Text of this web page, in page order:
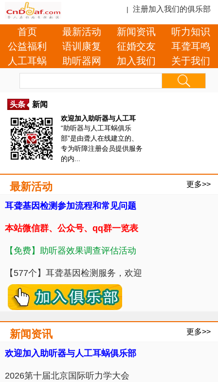
| 注册加入我们的俱乐部
首页 最新活动 新闻资讯
听力知识
公益福利
语训康复 征婚交友
耳聋耳鸣
人工耳蜗
助听器网 加入我们 关于我们
头条 新闻
欢迎加入助听器与人工耳
“助听器与人工耳蜗俱乐
部”是由聋人在线建立的、
专为听障注册会员提供服务
的内...
最新活动 更多>>
耳聋基因检测参加流程和常见问题
本站微信群、公众号、qq群一览表
【免费】助听器效果调查评估活动
【577个】耳聋基因检测服务，欢迎
新闻资讯 更多>>
欢迎加入助听器与人工耳蜗俱乐部
​2026第十届北京国际听力学大会